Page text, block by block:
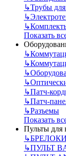
↳Трубы
↳
↳
Показать
↳
↳
↳
↳
↳Патч-
↳Патч-
↳Разъемы
Показать
Пульты для
↳
↳ПУЛЬТ